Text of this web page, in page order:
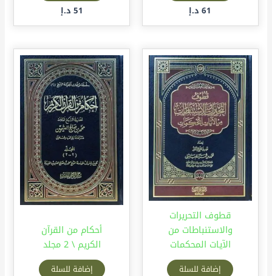
61 د.إ 51 د.إ
قطوف التحريرات
والاستنباطات من
الآيات المحكمات
إضافة للسلة
أحكام من القرآن
الكريم \ 2 مجلد
إضافة للسلة